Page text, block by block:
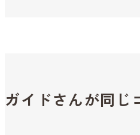
ガイドさんが同じ